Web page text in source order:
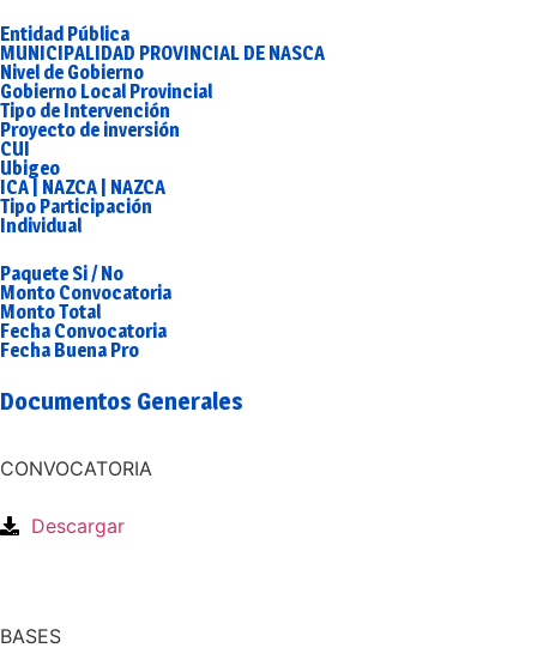
Entidad Pública
MUNICIPALIDAD PROVINCIAL DE NASCA
Nivel de Gobierno
Gobierno Local Provincial
Tipo de Intervención
Proyecto de inversión
CUI
Ubigeo
ICA | NAZCA | NAZCA
Tipo Participación
Individual
Paquete Si / No
Monto Convocatoria
Monto Total
Fecha Convocatoria
Fecha Buena Pro
Documentos Generales
CONVOCATORIA
Descargar
BASES